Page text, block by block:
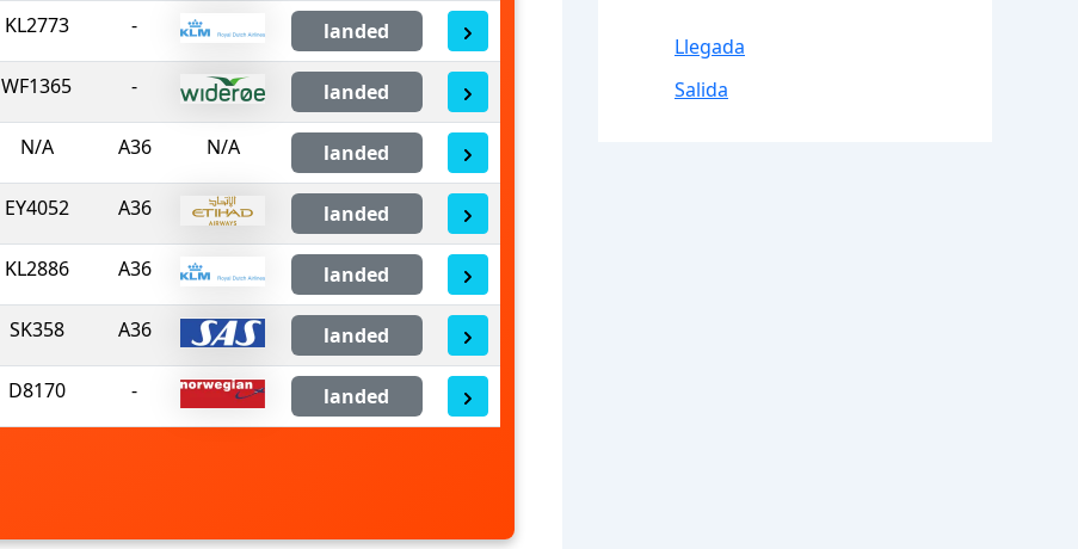
KL2773 - landed
WF1365 - landed
N/A A36 N/A landed
EY4052 A36 landed
KL2886 A36 landed
SK358 A36 landed
D8170 - landed
Llegada
Salida